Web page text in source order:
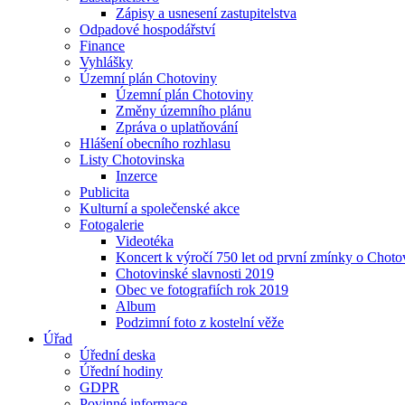
Zápisy a usnesení zastupitelstva
Odpadové hospodářství
Finance
Vyhlášky
Územní plán Chotoviny
Územní plán Chotoviny
Změny územního plánu
Zpráva o uplatňování
Hlášení obecního rozhlasu
Listy Chotovinska
Inzerce
Publicita
Kulturní a společenské akce
Fotogalerie
Videotéka
Koncert k výročí 750 let od první zmínky o
Chotovinské slavnosti 2019
Obec ve fotografiích rok 2019
Album
Podzimní foto z kostelní věže
Úřad
Úřední deska
Úřední hodiny
GDPR